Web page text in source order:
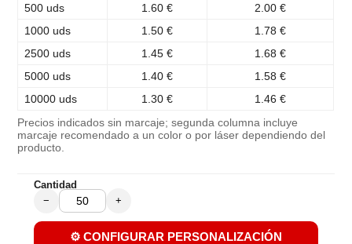
500 uds
1.60 €
2.00 €
1000 uds
1.50 €
1.78 €
2500 uds
1.45 €
1.68 €
5000 uds
1.40 €
1.58 €
10000 uds
1.30 € 1.46 €
Precios indicados sin marcaje; segunda columna incluye
marcaje recomendado a un color o por láser dependiendo del
producto.
Cantidad
− +
⚙️ CONFIGURAR PERSONALIZACIÓN